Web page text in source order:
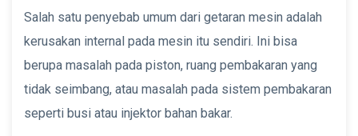
Salah satu penyebab umum dari getaran mesin adalah
kerusakan internal pada mesin itu sendiri. Ini bisa
berupa masalah pada piston, ruang pembakaran yang
tidak seimbang, atau masalah pada sistem pembakaran
seperti busi atau injektor bahan bakar.